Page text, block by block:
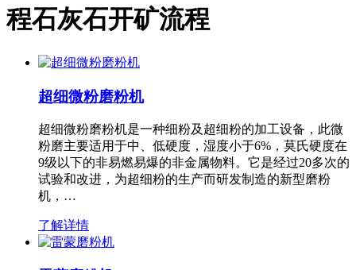
程石灰石开矿流程
超细微粉磨粉机
超细微粉磨粉机是一种细粉及超细粉的加工设备，此微
粉磨主要适用于中、低硬度，湿度小于6%，莫氏硬度在
9级以下的非易燃易爆的非金属物料。它是经过20多次的
试验和改进，为超细粉的生产而研发制造的新型磨粉
机，…
了解详情